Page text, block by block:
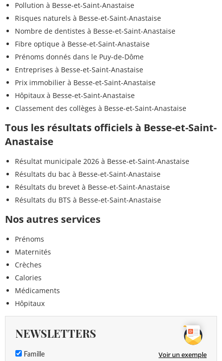
Pollution à Besse-et-Saint-Anastaise
Risques naturels à Besse-et-Saint-Anastaise
Nombre de dentistes à Besse-et-Saint-Anastaise
Fibre optique à Besse-et-Saint-Anastaise
Prénoms donnés dans le Puy-de-Dôme
Entreprises à Besse-et-Saint-Anastaise
Prix immobilier à Besse-et-Saint-Anastaise
Hôpitaux à Besse-et-Saint-Anastaise
Classement des collèges à Besse-et-Saint-Anastaise
Tous les résultats officiels à Besse-et-Saint-
Anastaise
Résultat municipale 2026 à Besse-et-Saint-Anastaise
Résultats du bac à Besse-et-Saint-Anastaise
Résultats du brevet à Besse-et-Saint-Anastaise
Résultats du BTS à Besse-et-Saint-Anastaise
Nos autres services
Prénoms
Maternités
Crèches
Calories
Médicaments
Hôpitaux
NEWSLETTERS
Famille Voir un exemple